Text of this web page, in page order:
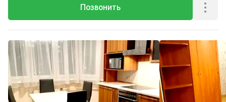
Позвонить